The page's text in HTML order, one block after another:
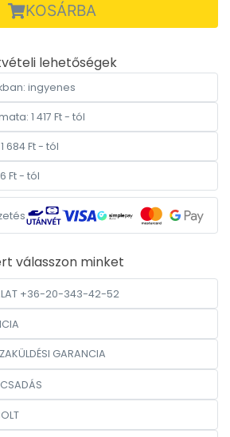
KOSÁRBA
lehetőségek
ingyenes
1 417 Ft - tól
684 Ft - tól
Ft - tól
válasszon minket
+36-20-343-42-52
GARANCIA